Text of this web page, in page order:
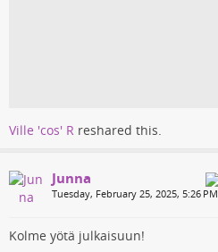
Ville 'cos' R reshared this.
Junna
Tuesday, February 25, 2025, 5:26 PM
Kolme yötä julkaisuun!